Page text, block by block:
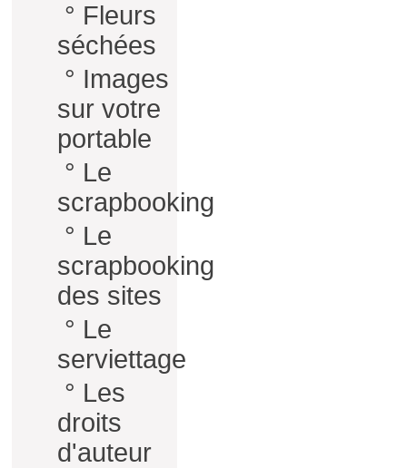
° Fleurs
séchées
° Images
sur votre
portable
° Le
scrapbooking
° Le
scrapbooking
des sites
° Le
serviettage
° Les
droits
d'auteur